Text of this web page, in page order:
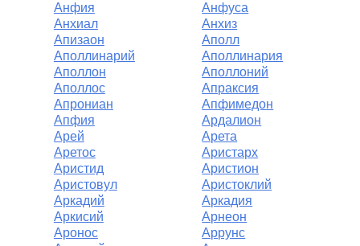
Анфия
Анфуса
Анхиал
Анхиз
Апизаон
Аполл
Аполлинарий
Аполлинария
Аполлон
Аполлоний
Аполлос
Апраксия
Апрониан
Апфимедон
Апфия
Ардалион
Арей
Арета
Аретос
Аристарх
Аристид
Аристион
Аристовул
Аристоклий
Аркадий
Аркадия
Аркисий
Арнеон
Аронос
Аррунс